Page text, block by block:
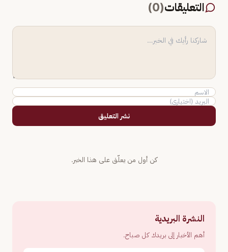
التعليقات(
0
)
نشر التعليق
كن أول من يعلّق على هذا الخبر.
النشرة البريدية
أهم الأخبار إلى بريدك كل صباح.